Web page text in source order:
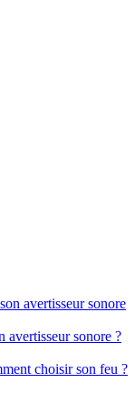
avertisseur sonore ?